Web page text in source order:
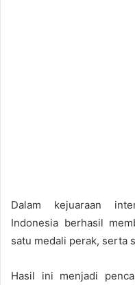
Dalam kejuaraan
Indonesia berhasil
satu medali perak, serta
Hasil ini menjadi